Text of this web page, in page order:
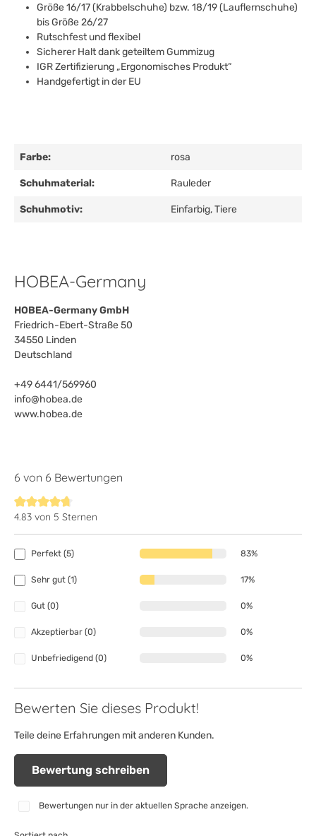
Größe 16/17 (Krabbelschuhe) bzw. 18/19 (Lauflernschuhe)
bis Größe 26/27
Rutschfest und flexibel
Sicherer Halt dank geteiltem Gummizug
IGR Zertifizierung „Ergonomisches Produkt“
Handgefertigt in der EU
Farbe: rosa
Schuhmaterial: Rauleder
Schuhmotiv: Einfarbig, Tiere
HOBEA-Germany
HOBEA-Germany GmbH
Friedrich-Ebert-Straße 50
34550 Linden
Deutschland
+49 6441/569960
info@hobea.de
www.hobea.de
6 von 6 Bewertungen
Durchschnittliche Bewertung von 4.8 von 5 Sternen
4.83 von 5 Sternen
Perfekt (5) 83%
Sehr gut (1) 17%
Gut (0) 0%
Akzeptierbar (0) 0%
Unbefriedigend (0) 0%
Bewerten Sie dieses Produkt!
Teile deine Erfahrungen mit anderen Kunden.
Bewertung schreiben
Bewertungen nur in der aktuellen Sprache anzeigen.